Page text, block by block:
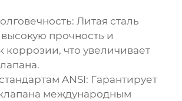
Литая сталь
прочность и
коррозии, что увеличивает
ANSI: Гарантирует
международным